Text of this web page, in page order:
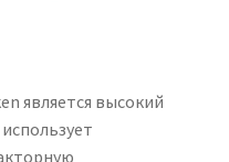
является высокий